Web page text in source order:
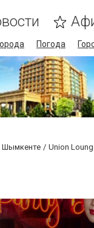
Погода
Шымкенте Union